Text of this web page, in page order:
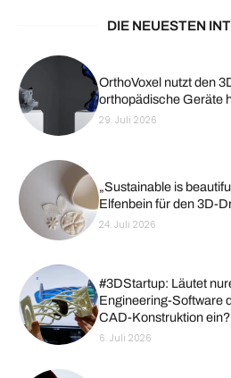
DIE NEUESTEN
OrthoVoxel nutzt den
orthopädische Geräte
29. Juli 2026
„Sustainable is
Elfenbein für den 3D-
24. Juli 2026
#3DStartup: Läutet
Engineering-Software
CAD-Konstruktion ein?
6. Juli 2026